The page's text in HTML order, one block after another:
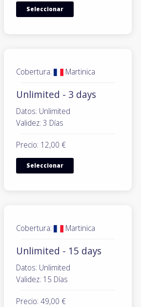
Seleccionar
Cobertura: Martinica
Unlimited - 3 days
Datos: Unlimited
Validez: 3 Días
Precio: 12,00 €
Seleccionar
Cobertura: Martinica
Unlimited - 15 days
Datos: Unlimited
Validez: 15 Días
Precio: 49,00 €